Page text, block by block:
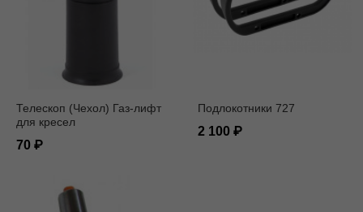
Телескоп (Чехол) Газ-лифт
для кресел
70
Подлокотники 727
2 100